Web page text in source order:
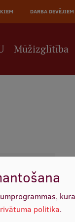
DARBA DEVĒJIEM
Mūžizglītība
politika.